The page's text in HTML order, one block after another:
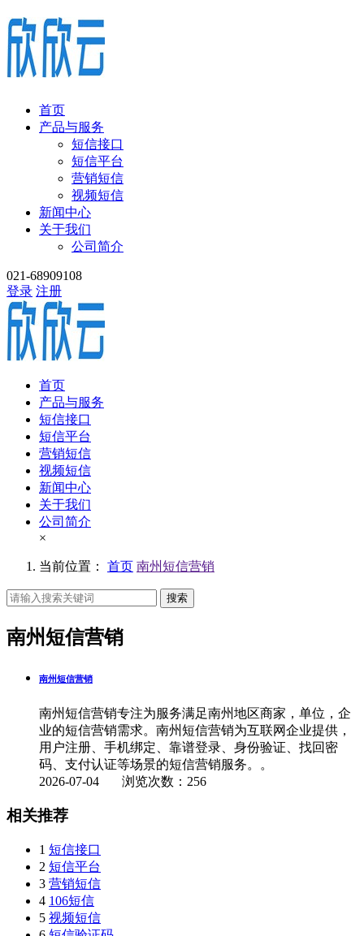
首页
产品与服务
短信接口
短信平台
营销短信
视频短信
新闻中心
关于我们
公司简介
021-68909108
登录 注册
首页
产品与服务
短信接口
短信平台
营销短信
视频短信
新闻中心
关于我们
公司简介
×
当前位置： 首页 南州短信营销
搜索
南州短信营销
南州短信营销
南州短信营销专注为服务满足南州地区商家，单位，企
业的短信营销需求。南州短信营销为互联网企业提供，
用户注册、手机绑定、靠谱登录、身份验证、找回密
码、支付认证等场景的短信营销服务。。
2026-07-04 浏览次数：256
相关推荐
1 短信接口
2 短信平台
3 营销短信
4 106短信
5 视频短信